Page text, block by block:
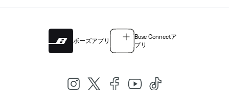
ボーズアプリ
Bose Connectア
プリ